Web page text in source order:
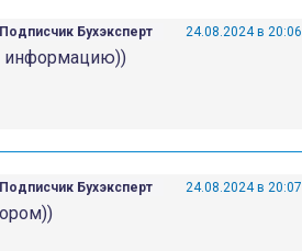
Подписчик Бухэксперт 24.08.2024 в 20:06
информацию))
Подписчик Бухэксперт 24.08.2024 в 20:07